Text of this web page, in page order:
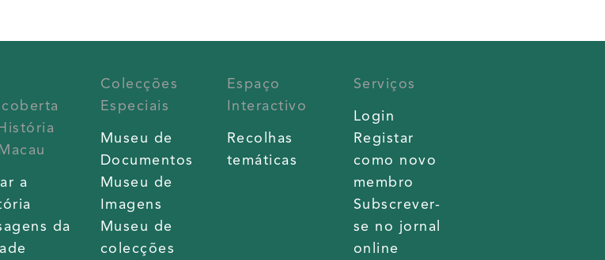
a
da
Colecções
Especiais
Museu de
Documentos
Museu de
Imagens
Museu de
colecções
Espaço
Interactivo
Recolhas
temáticas
Serviços
Login
Registar
como novo
membro
Subscrever-
se no jornal
online